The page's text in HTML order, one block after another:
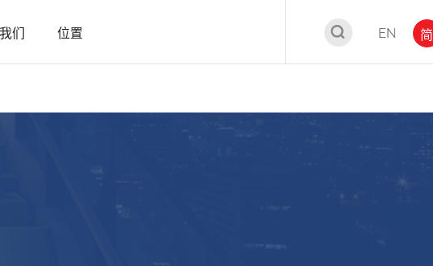
们 位置 EN 简